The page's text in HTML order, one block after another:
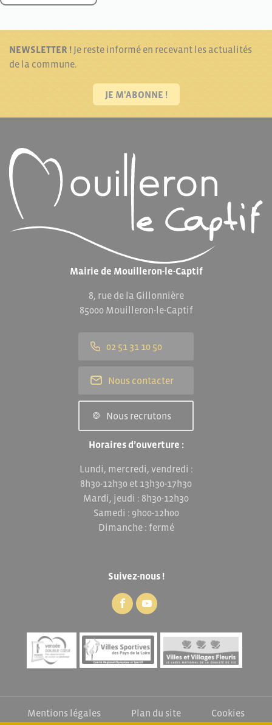
NEWSLETTER ! Je reste informé en recevant les actualités
de la commune.
JE M'ABONNE !
Mairie de Mouilleron-le-Captif
8, rue de la Gillonnière
85000 Mouilleron-le-Captif
02 51 31 10 50
Nous contacter
Nous recrutons
Horaires d’ouverture :
Lundi, mercredi, vendredi :
8h30-12h30 et 13h30-17h30
Mardi, jeudi : 8h30-12h30
Samedi : 9h00-12h00
Dimanche : fermé
Suivez-nous !
Mentions légales Plan du site
Cookies